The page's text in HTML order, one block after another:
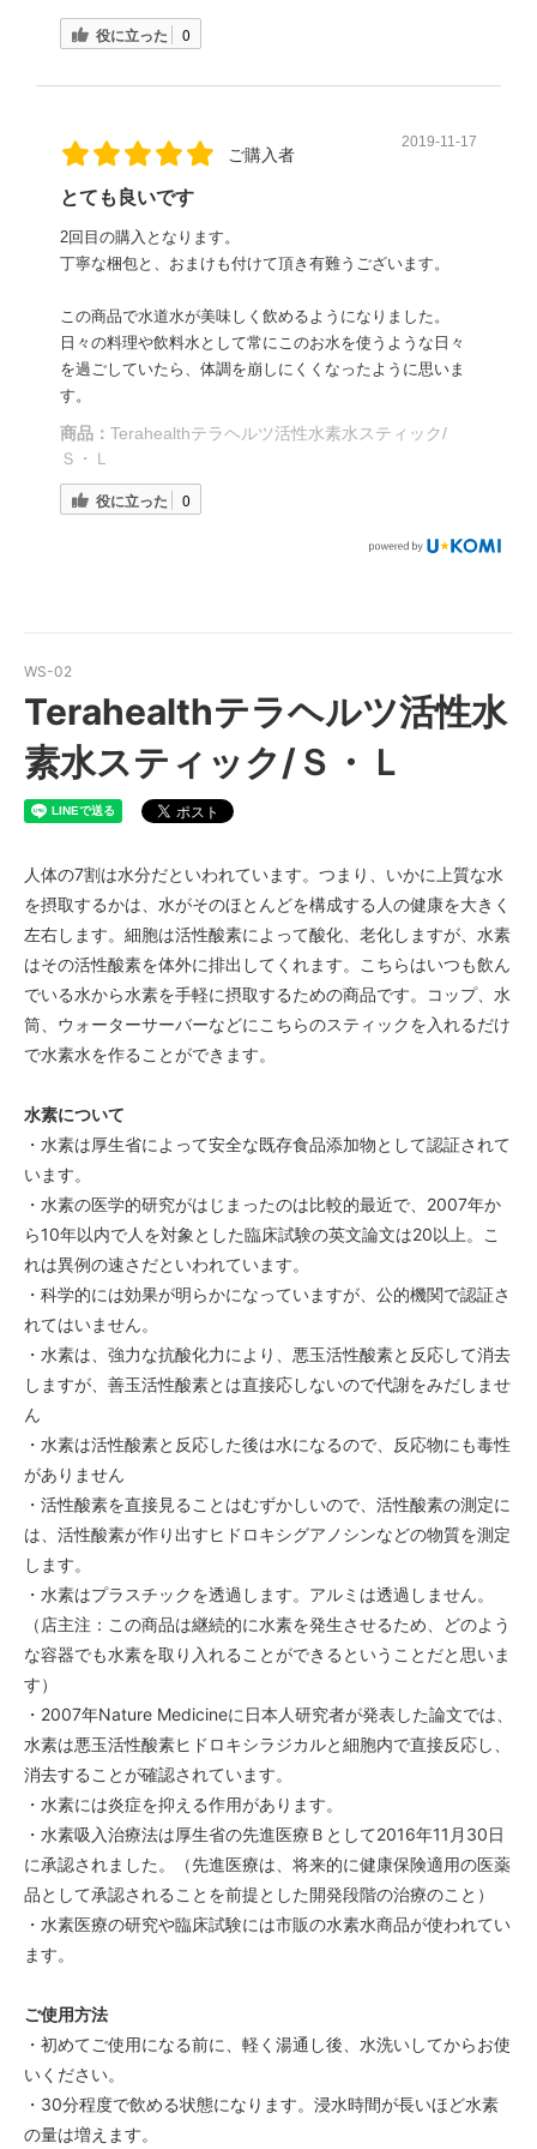
役に立った 0
ご購入者
2019-11-17
とても良いです
2回目の購入となります。
丁寧な梱包と、おまけも付けて頂き有難うございます。
この商品で水道水が美味しく飲めるようになりました。
日々の料理や飲料水として常にこのお水を使うような日々
を過ごしていたら、体調を崩しにくくなったように思いま
す。
商品： Terahealthテラヘルツ活性水素水スティック/
Ｓ・Ｌ
役に立った 0
WS-02
Terahealthテラヘルツ活性水
素水スティック/Ｓ・Ｌ
人体の7割は水分だといわれています。つまり、いかに上質な水
を摂取するかは、水がそのほとんどを構成する人の健康を大きく
左右します。細胞は活性酸素によって酸化、老化しますが、水素
はその活性酸素を体外に排出してくれます。こちらはいつも飲ん
でいる水から水素を手軽に摂取するための商品です。コップ、水
筒、ウォーターサーバーなどにこちらのスティックを入れるだけ
で水素水を作ることができます。
水素について
・水素は厚生省によって安全な既存食品添加物として認証されて
います。
・水素の医学的研究がはじまったのは比較的最近で、2007年か
ら10年以内で人を対象とした臨床試験の英文論文は20以上。こ
れは異例の速さだといわれています。
・科学的には効果が明らかになっていますが、公的機関で認証さ
れてはいません。
・水素は、強力な抗酸化力により、悪玉活性酸素と反応して消去
しますが、善玉活性酸素とは直接応しないので代謝をみだしませ
ん
・水素は活性酸素と反応した後は水になるので、反応物にも毒性
がありません
・活性酸素を直接見ることはむずかしいので、活性酸素の測定に
は、活性酸素が作り出すヒドロキシグアノシンなどの物質を測定
します。
・水素はプラスチックを透過します。アルミは透過しません。
（店主注：この商品は継続的に水素を発生させるため、どのよう
な容器でも水素を取り入れることができるということだと思いま
す）
・2007年Nature Medicineに日本人研究者が発表した論文では、
水素は悪玉活性酸素ヒドロキシラジカルと細胞内で直接反応し、
消去することが確認されています。
・水素には炎症を抑える作用があります。
・水素吸入治療法は厚生省の先進医療Ｂとして2016年11月30日
に承認されました。（先進医療は、将来的に健康保険適用の医薬
品として承認されることを前提とした開発段階の治療のこと）
・水素医療の研究や臨床試験には市販の水素水商品が使われてい
ます。
ご使用方法
・初めてご使用になる前に、軽く湯通し後、水洗いしてからお使
いください。
・30分程度で飲める状態になります。浸水時間が長いほど水素
の量は増えます。